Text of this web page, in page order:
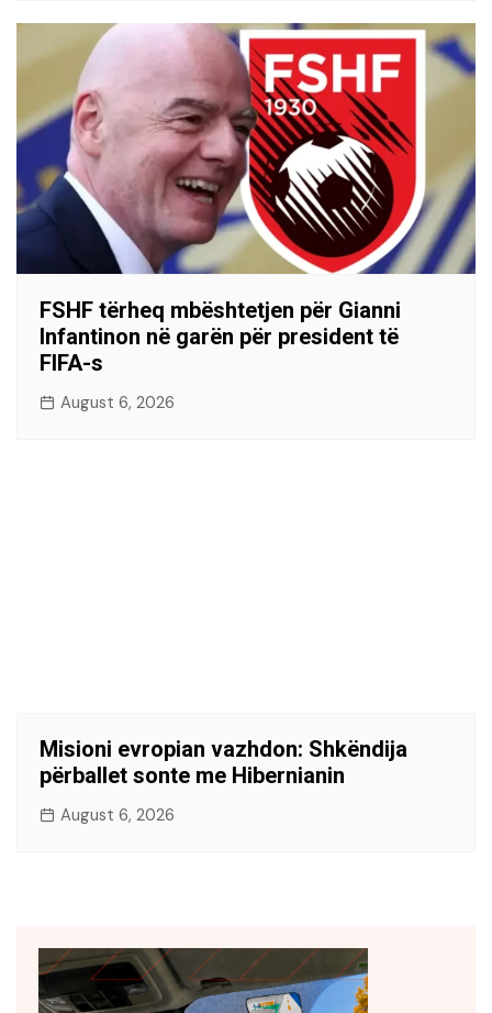
FSHF tërheq mbështetjen për Gianni
Infantinon në garën për president të
FIFA-s
August 6, 2026
Misioni evropian vazhdon: Shkëndija
përballet sonte me Hibernianin
August 6, 2026